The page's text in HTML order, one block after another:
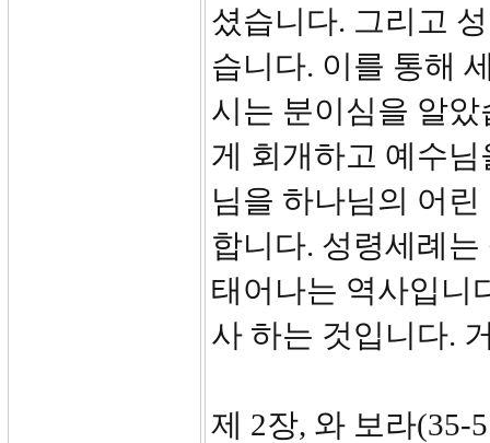
셨습니다. 그리고
습니다. 이를 통해
시는 분이심을 알
게 회개하고 예수
님을 하나님의 어
합니다. 성령세례
태어나는 역사입니
사 하는 것입니다.
제 2장, 와 보라(35-